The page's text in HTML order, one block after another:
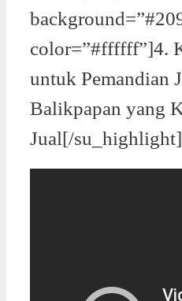
color=”#ffffff”]4.
untuk Pemandian
Balikpapan yang
Jual[/su_highlight]